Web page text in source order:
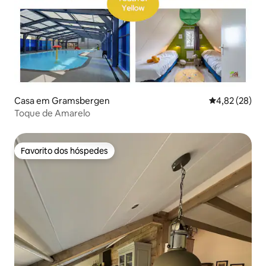
Casa em Gramsbergen Classificação
4,82 (28)
Toque de Amarelo
Favorito dos hóspedes
Favorito dos hóspedes